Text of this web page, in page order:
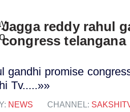
Jagga reddy rahul
congress
gandhi promise
Tv.....»»
NEWS CHANNEL: